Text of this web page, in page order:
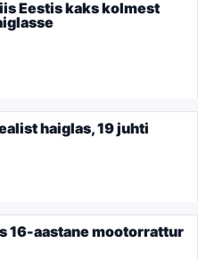
Eestis kaks kolmest
haiglas, 19 juhti
16-aastane mootorrattur